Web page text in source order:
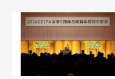
powered by USEN」
実施～最新のアーティス
ランキング1-100位
（2026年2月18日現在）